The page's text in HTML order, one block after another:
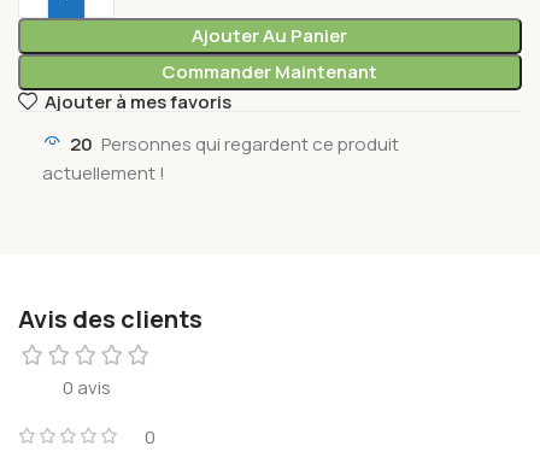
Ajouter Au Panier
Commander Maintenant
Ajouter à mes favoris
20 Personnes qui regardent ce produit
actuellement !
Avis des clients
0 avis
0